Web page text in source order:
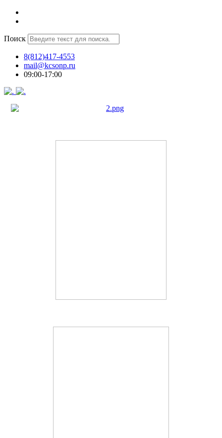
Поиск
8(812)417-4553
mail@kcsonp.ru
09:00-17:00